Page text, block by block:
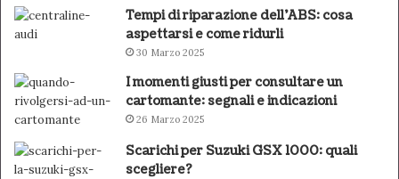
Tempi di riparazione dell’ABS: cosa
aspettarsi e come ridurli
30 Marzo 2025
I momenti giusti per consultare un
cartomante: segnali e indicazioni
26 Marzo 2025
Scarichi per Suzuki GSX 1000: quali
scegliere?